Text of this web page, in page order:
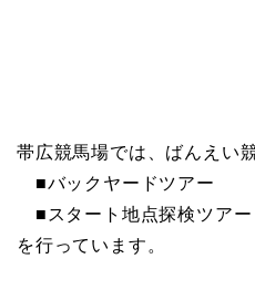
帯広競馬場では、ばんえい
■バックヤードツアー
■スタート地点探検ツアー
を行っています。